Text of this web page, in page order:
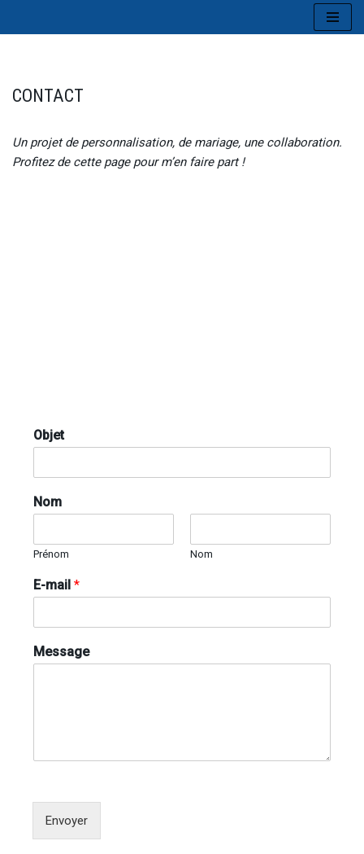
CONTACT
Un projet de personnalisation, de mariage, une collaboration.
Profitez de cette page pour m’en faire part !
Objet
Nom
Prénom Nom
E-mail *
Message
Envoyer